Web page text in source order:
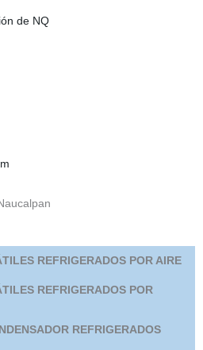
de NQ
REFRIGERADOS POR AIRE
REFRIGERADOS POR
REFRIGERADOS